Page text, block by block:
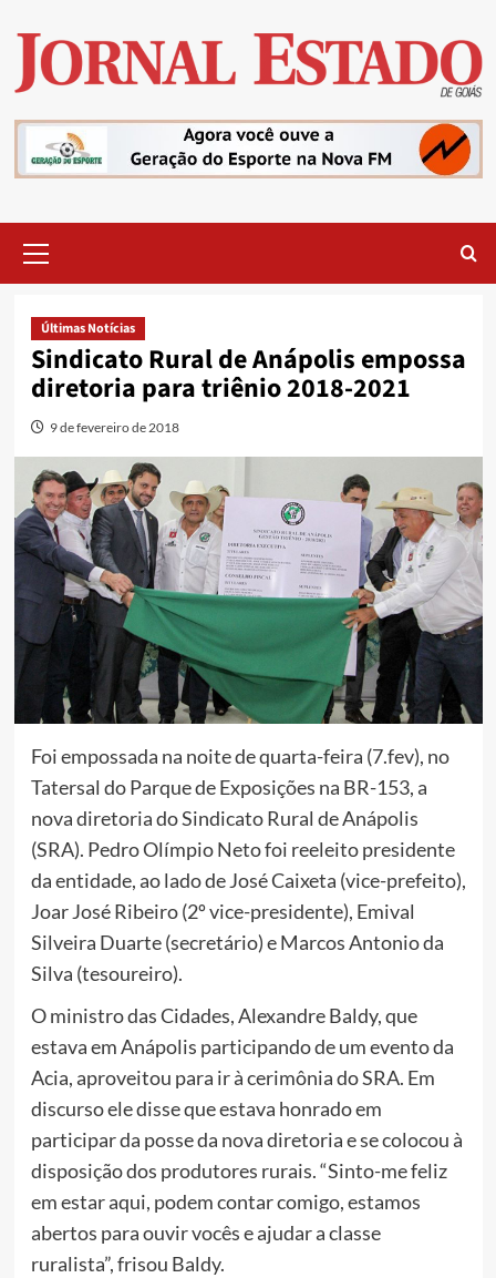
content
Menu
Últimas Notícias
Sindicato Rural de Anápolis empossa
diretoria para triênio 2018-2021
9 de fevereiro de 2018
Foi empossada na noite de quarta-feira (7.fev), no
Tatersal do Parque de Exposições na BR-153, a
nova diretoria do Sindicato Rural de Anápolis
(SRA). Pedro Olímpio Neto foi reeleito presidente
da entidade, ao lado de José Caixeta (vice-prefeito),
Joar José Ribeiro (2º vice-presidente), Emival
Silveira Duarte (secretário) e Marcos Antonio da
Silva (tesoureiro).
O ministro das Cidades, Alexandre Baldy, que
estava em Anápolis participando de um evento da
Acia, aproveitou para ir à cerimônia do SRA. Em
discurso ele disse que estava honrado em
participar da posse da nova diretoria e se colocou à
disposição dos produtores rurais. “Sinto-me feliz
em estar aqui, podem contar comigo, estamos
abertos para ouvir vocês e ajudar a classe
ruralista”, frisou Baldy.